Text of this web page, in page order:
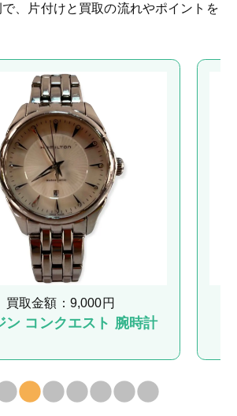
、片付けと買取の流れやポイントを
買取金額：9,000円
ン コンクエスト 腕時計